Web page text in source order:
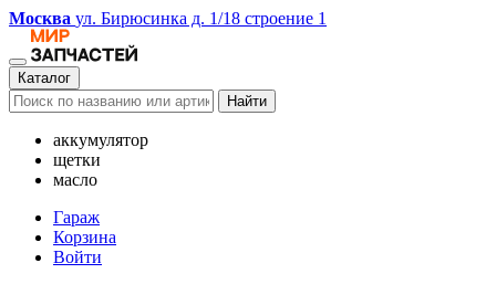
Москва ул. Бирюсинка д. 1/18 строение 1
Каталог
Найти
аккумулятор
щетки
масло
Гараж
Корзина
Войти